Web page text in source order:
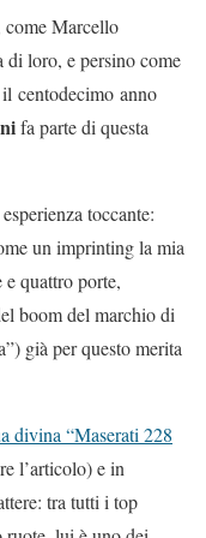
come Marcello
loro, e persino come
centodecimo anno
fa parte di questa
toccante:
un imprinting la mia
quattro porte,
boom del marchio di
già per questo merita
divina “Maserati 228
l’articolo) e in
tra tutti i top